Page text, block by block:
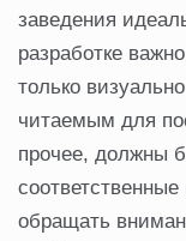
заведения
разработке
только
читаемым для
прочее, должны
обращать